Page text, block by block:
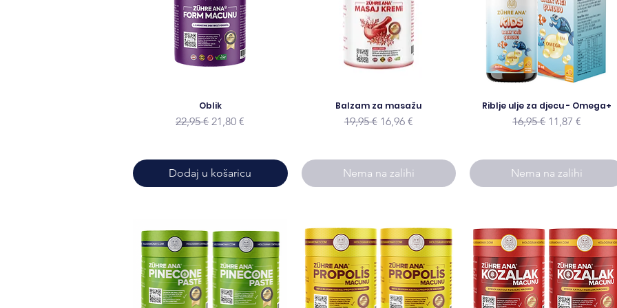
Oblik
Redovna cijena
22,95 € Cijena s popustom
21,80 €
Dodaj u košaricu
Balzam za masažu
Redovna cijena
19,95 € Cijena s popustom
16,96 €
Nema na zalihi
Riblje ulje za djecu - Omega+
Redovna cijena
16,95 € Cijena s
11,87 €
Nema na zalihi